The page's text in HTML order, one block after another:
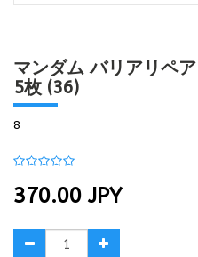
マンダム バリアリペ
5枚 (36)
8
370.00 JPY